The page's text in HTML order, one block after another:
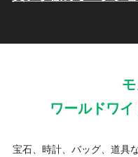
ワールドワ
宝石、時計、バッグ、道具